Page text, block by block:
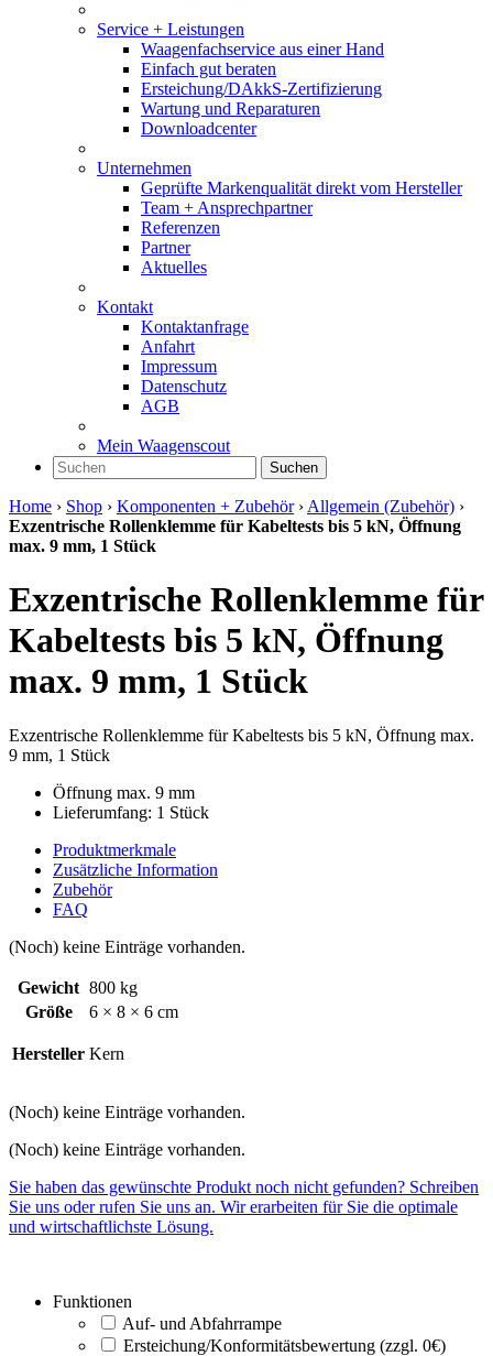
Service + Leistungen
Waagenfachservice aus einer Hand
Einfach gut beraten
Ersteichung/DAkkS-Zertifizierung
Wartung und Reparaturen
Downloadcenter
Unternehmen
Geprüfte Markenqualität direkt vom Hersteller
Team + Ansprechpartner
Referenzen
Partner
Aktuelles
Kontakt
Kontaktanfrage
Anfahrt
Impressum
Datenschutz
AGB
Mein Waagenscout
Suchen
Home › Shop › Komponenten + Zubehör› Allgemein (Zubehör) ›
Exzentrische Rollenklemme für Kabeltests bis 5 kN, Öffnung
max. 9 mm, 1 Stück
Exzentrische Rollenklemme für
Kabeltests bis 5 kN, Öffnung
max. 9 mm, 1 Stück
Exzentrische Rollenklemme für Kabeltests bis 5 kN, Öffnung max.
9 mm, 1 Stück
Öffnung max. 9 mm
Lieferumfang: 1 Stück
Produktmerkmale
Zusätzliche Information
Zubehör
FAQ
(Noch) keine Einträge vorhanden.
Gewicht 800 kg
Größe
6 × 8 × 6 cm
Hersteller Kern
(Noch) keine Einträge vorhanden.
(Noch) keine Einträge vorhanden.
Sie haben das gewünschte Produkt noch nicht gefunden? Schreiben
Sie uns oder rufen Sie uns an. Wir erarbeiten für Sie die optimale
und wirtschaftlichste Lösung.
Funktionen
Auf- und Abfahrrampe
Ersteichung/Konformitätsbewertung (zzgl. 0€)